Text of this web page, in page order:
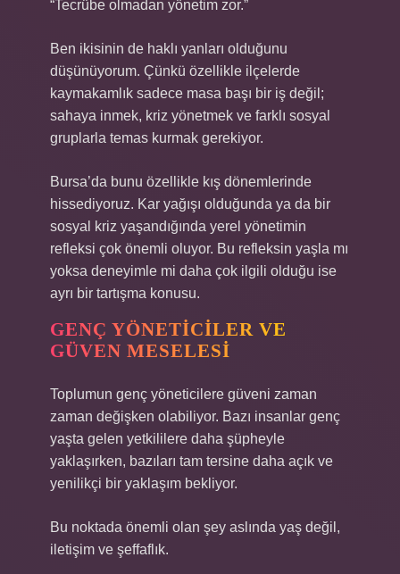
“Tecrübe olmadan yönetim zor.”
Ben ikisinin de haklı yanları olduğunu
düşünüyorum. Çünkü özellikle ilçelerde
kaymakamlık sadece masa başı bir iş değil;
sahaya inmek, kriz yönetmek ve farklı sosyal
gruplarla temas kurmak gerekiyor.
Bursa’da bunu özellikle kış dönemlerinde
hissediyoruz. Kar yağışı olduğunda ya da bir
sosyal kriz yaşandığında yerel yönetimin
refleksi çok önemli oluyor. Bu refleksin yaşla mı
yoksa deneyimle mi daha çok ilgili olduğu ise
ayrı bir tartışma konusu.
GENÇ YÖNETICILER VE
GÜVEN MESELESI
Toplumun genç yöneticilere güveni zaman
zaman değişken olabiliyor. Bazı insanlar genç
yaşta gelen yetkililere daha şüpheyle
yaklaşırken, bazıları tam tersine daha açık ve
yenilikçi bir yaklaşım bekliyor.
Bu noktada önemli olan şey aslında yaş değil,
iletişim ve şeffaflık.